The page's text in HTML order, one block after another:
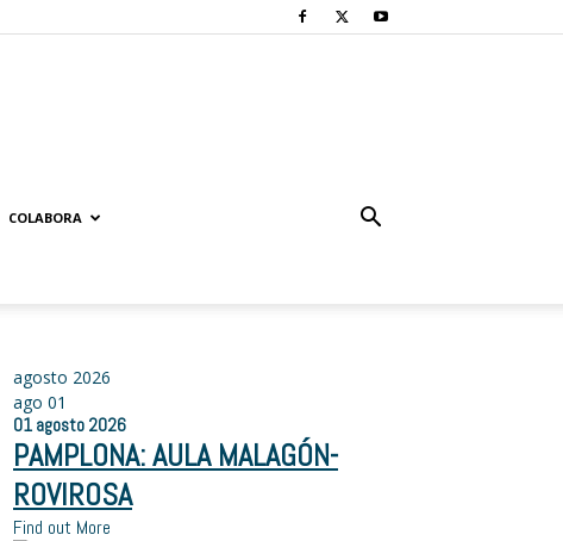
COLABORA
agosto 2026
ago 01
01 agosto 2026
PAMPLONA: AULA MALAGÓN-
ROVIROSA
Find out More